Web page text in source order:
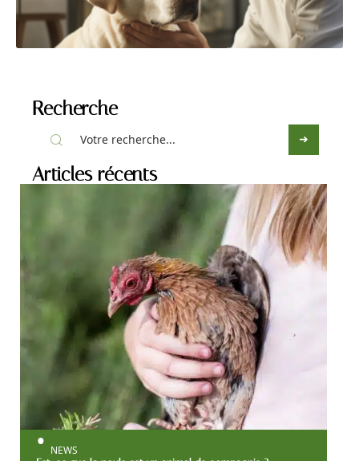
Recherche
Articles récents
NEWS